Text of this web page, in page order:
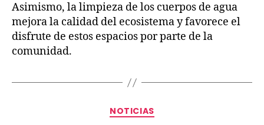
Asimismo, la limpieza de los cuerpos de agua
mejora la calidad del ecosistema y favorece el
disfrute de estos espacios por parte de la
comunidad.
NOTICIAS